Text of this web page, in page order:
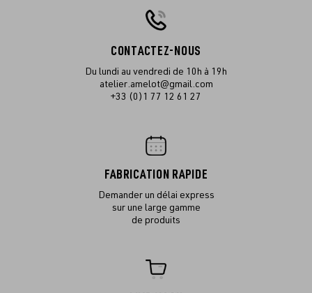
CONTACTEZ-NOUS
Du lundi au vendredi de 10h à 19h
atelier.amelot@gmail.com
+33 (0)1 77 12 61 27
FABRICATION RAPIDE
Demander un délai express
sur une large gamme
de produits